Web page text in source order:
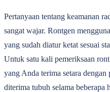
Pertanyaan tentang keamanan
sangat wajar. Rontgen
yang sudah diatur ketat sesuai
Untuk satu kali pemeriksaan
yang Anda terima setara
diterima tubuh selama beberapa